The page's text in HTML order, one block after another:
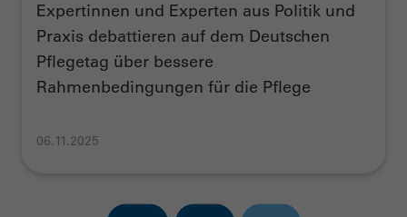
Expertinnen und Experten aus Politik und
Praxis debattieren auf dem Deutschen
Pflegetag über bessere
Rahmenbedingungen für die Pflege
06.11.2025